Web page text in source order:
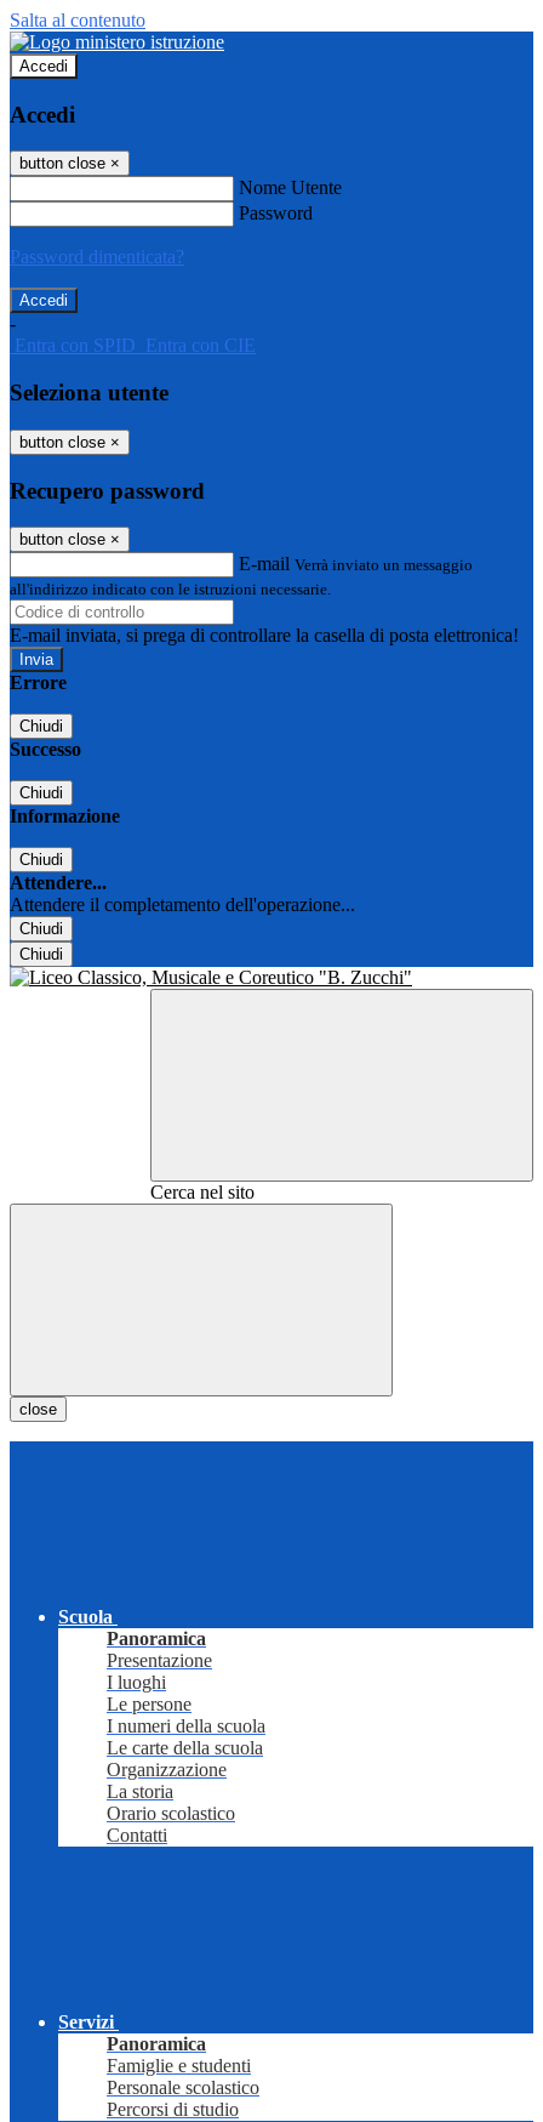
Salta al contenuto
Accedi
Accedi
button close ×
Nome Utente
Password
Password dimenticata?
-
Entra con SPID Entra con CIE
Seleziona utente
button close ×
Recupero password
button close ×
E-mail Verrà inviato un messaggio
all'indirizzo indicato con le istruzioni necessarie.
E-mail inviata, si prega di controllare la casella di posta elettronica!
Errore
Chiudi
Successo
Chiudi
Informazione
Chiudi
Attendere...
Attendere il completamento dell'operazione...
Chiudi
Chiudi
Cerca nel sito
close
Scuola
Panoramica
Presentazione
I luoghi
Le persone
I numeri della scuola
Le carte della scuola
Organizzazione
La storia
Orario scolastico
Contatti
Servizi
Panoramica
Famiglie e studenti
Personale scolastico
Percorsi di studio